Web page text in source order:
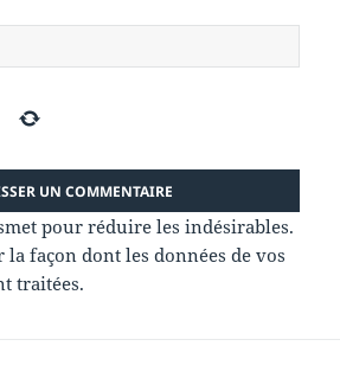
pour réduire les indésirables.
façon dont les données de vos
traitées.